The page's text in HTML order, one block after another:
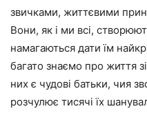
звичками, життєвими
Вони, як і ми всі,
намагаються дати їм
багато знаємо про життя
них є чудові батьки, чия
розчулює тисячі їх